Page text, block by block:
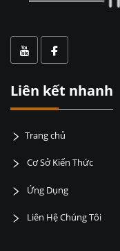
Liên kết nhanh
Trang chủ
Cơ Sở Kiến Thức
Ứng Dụng
Liên Hệ Chúng Tôi